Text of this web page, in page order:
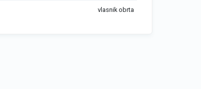
vlasnik obrta